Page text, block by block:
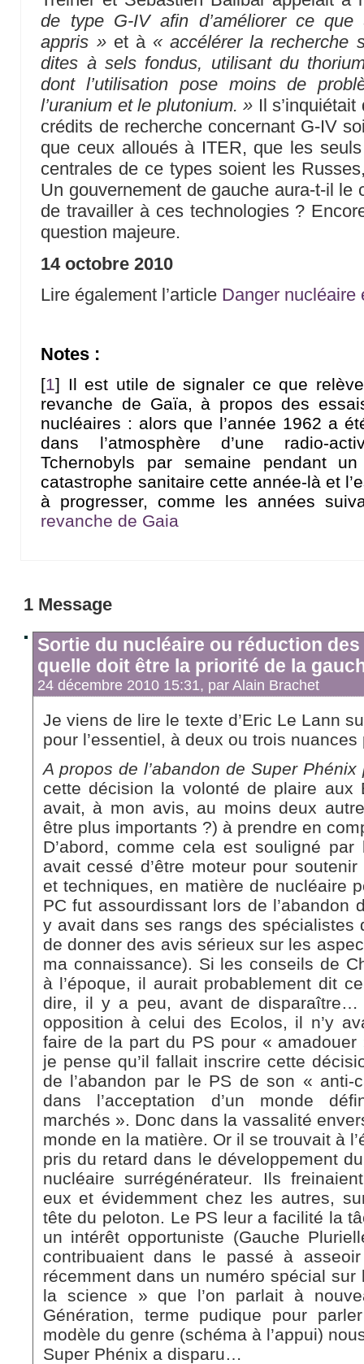
de type G-IV afin d’améliorer ce
appris »et à « accélérer la recherche
dites à sels fondus, utilisant du
dont l’utilisation pose moins de
l’uranium et le plutonium. » Il s’inquiétait
crédits de recherche concernant G-IV
que ceux alloués à ITER, que les
centrales de ce types soient les
Un gouvernement de gauche aura-t-il le
de travailler à ces technologies ?
question majeure.
14 octobre 2010
Lire également l’article Danger nucléaire
Notes :
[1] Il est utile de signaler ce que
revanche de Gaïa, à propos des
nucléaires : alors que l’année 1962 a
dans l’atmosphère d’une radio-
Tchernobyls par semaine pendant
catastrophe sanitaire cette année-là et
à progresser, comme les années
revanche de Gaia
1 Message
Sortie du nucléaire ou réduction
quelle doit être la priorité de la
24 décembre 2010 15:31, parAlain Brachet
Je viens de lire le texte d’Eric Le Lann
pour l’essentiel, à deux ou trois nuances
A propos de l’abandon de Super Phénix
cette décision la volonté de plaire
avait, à mon avis, au moins deux
être plus importants ?) à prendre en
D’abord, comme cela est souligné
avait cessé d’être moteur pour
et techniques, en matière de nucléaire
PC fut assourdissant lors de l’abandon
y avait dans ses rangs des spécialistes
de donner des avis sérieux sur les
ma connaissance). Si les conseils de
à l’époque, il aurait probablement dit
dire, il y a peu, avant de
opposition à celui des Ecolos, il n’y
faire de la part du PS pour «
je pense qu’il fallait inscrire cette
de l’abandon par le PS de son « anti-
dans l’acceptation d’un monde
marchés ». Donc dans la vassalité
monde en la matière. Or il se trouvait à
pris du retard dans le développement
nucléaire surrégénérateur. Ils
eux et évidemment chez les autres,
tête du peloton. Le PS leur a facilité la
un intérêt opportuniste (Gauche
contribuaient dans le passé à
récemment dans un numéro spécial sur
la science » que l’on parlait à
Génération, terme pudique pour
modèle du genre (schéma à l’appui)
Super Phénix a disparu…